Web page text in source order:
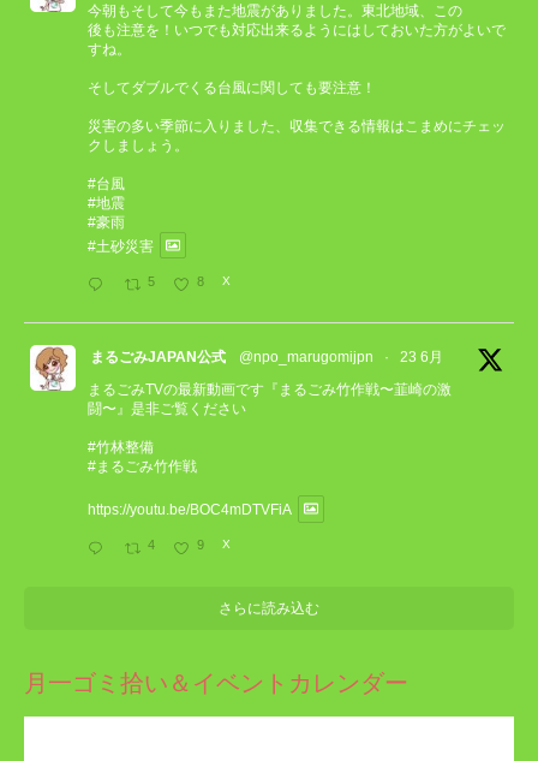
今朝もそして今もまた地震がありました。東北地域、この
後も注意を！いつでも対応出来るようにはしておいた方がよいで
すね。
そしてダブルでくる台風に関しても要注意！
災害の多い季節に入りました、収集できる情報はこまめにチェッ
クしましょう。
#台風
#地震
#豪雨
#土砂災害
5 8 X
まるごみJAPAN公式 @npo_marugomijpn ·
23 6月
まるごみTVの最新動画です『まるごみ竹作戦〜韮崎の激
闘〜』是非ご覧ください
#竹林整備
#まるごみ竹作戦
https://youtu.be/BOC4mDTVFiA
4 9 X
さらに読み込む
月一ゴミ拾い＆イベントカレンダー